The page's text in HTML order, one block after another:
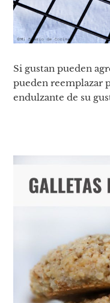
Si gustan pueden
pueden reemplazar
endulzante de su